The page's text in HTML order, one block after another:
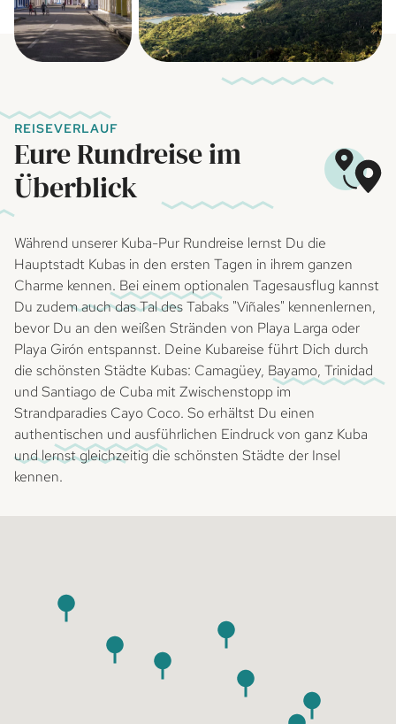
REISEVERLAUF
Eure Rundreise im
Überblick
Während unserer Kuba-Pur Rundreise lernst Du die
Hauptstadt Kubas in den ersten Tagen in ihrem ganzen
Charme kennen. Bei einem optionalen Tagesausflug kannst
Du zudem auch das Tal des Tabaks "Viñales" kennenlernen,
bevor Du an den weißen Stränden von Playa Larga oder
Playa Girón entspannst. Deine Kubareise führt Dich durch
die schönsten Städte Kubas: Camagüey, Bayamo, Trinidad
und Santiago de Cuba mit Zwischenstopp im
Strandparadies Cayo Coco. So erhältst Du einen
authentischen und ausführlichen Eindruck von ganz Kuba
und lernst gleichzeitig die schönsten Städte der Insel
kennen.